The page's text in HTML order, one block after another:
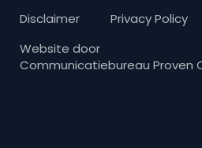
Disclaimer
Privacy Policy
Website door
Communicatiebureau Proven